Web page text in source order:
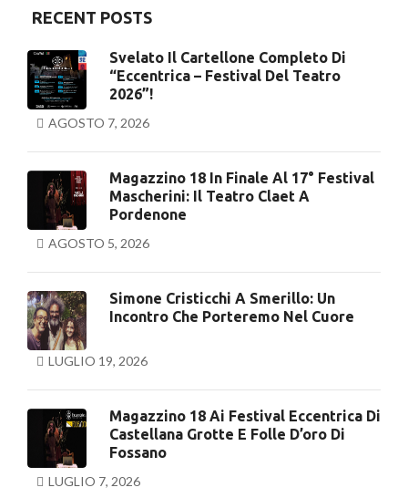
RECENT POSTS
Svelato Il Cartellone Completo Di
“Eccentrica – Festival Del Teatro
2026”!
AGOSTO 7, 2026
Magazzino 18 In Finale Al 17° Festival
Mascherini: Il Teatro Claet A
Pordenone
AGOSTO 5, 2026
Simone Cristicchi A Smerillo: Un
Incontro Che Porteremo Nel Cuore
LUGLIO 19, 2026
Magazzino 18 Ai Festival Eccentrica Di
Castellana Grotte E Folle D’oro Di
Fossano
LUGLIO 7, 2026